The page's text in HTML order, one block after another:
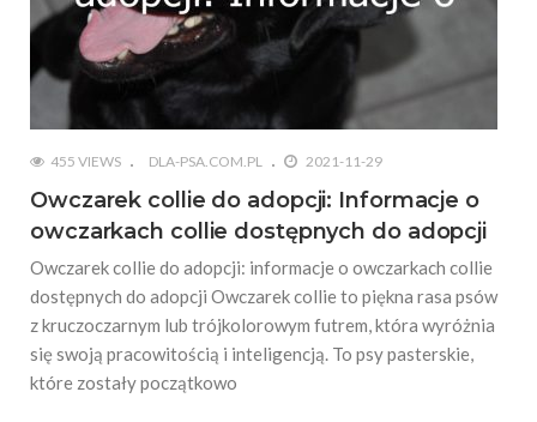
455 VIEWS DLA-PSA.COM.PL 2021-11-29
Owczarek collie do adopcji: Informacje o
owczarkach collie dostępnych do adopcji
Owczarek collie do adopcji: informacje o owczarkach collie
dostępnych do adopcji Owczarek collie to piękna rasa psów
z kruczoczarnym lub trójkolorowym futrem, która wyróżnia
się swoją pracowitością i inteligencją. To psy pasterskie,
które zostały początkowo